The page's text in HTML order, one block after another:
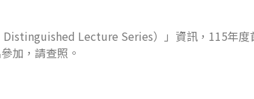
Lecture Series）」資訊，115年
加，請查照。